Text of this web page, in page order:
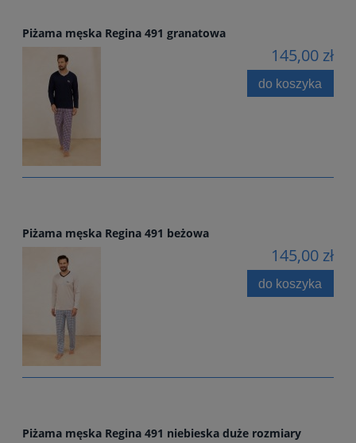
Piżama męska Regina 491 granatowa
145,00 zł
do koszyka
Piżama męska Regina 491 beżowa
145,00 zł
do koszyka
Piżama męska Regina 491 niebieska duże rozmiary